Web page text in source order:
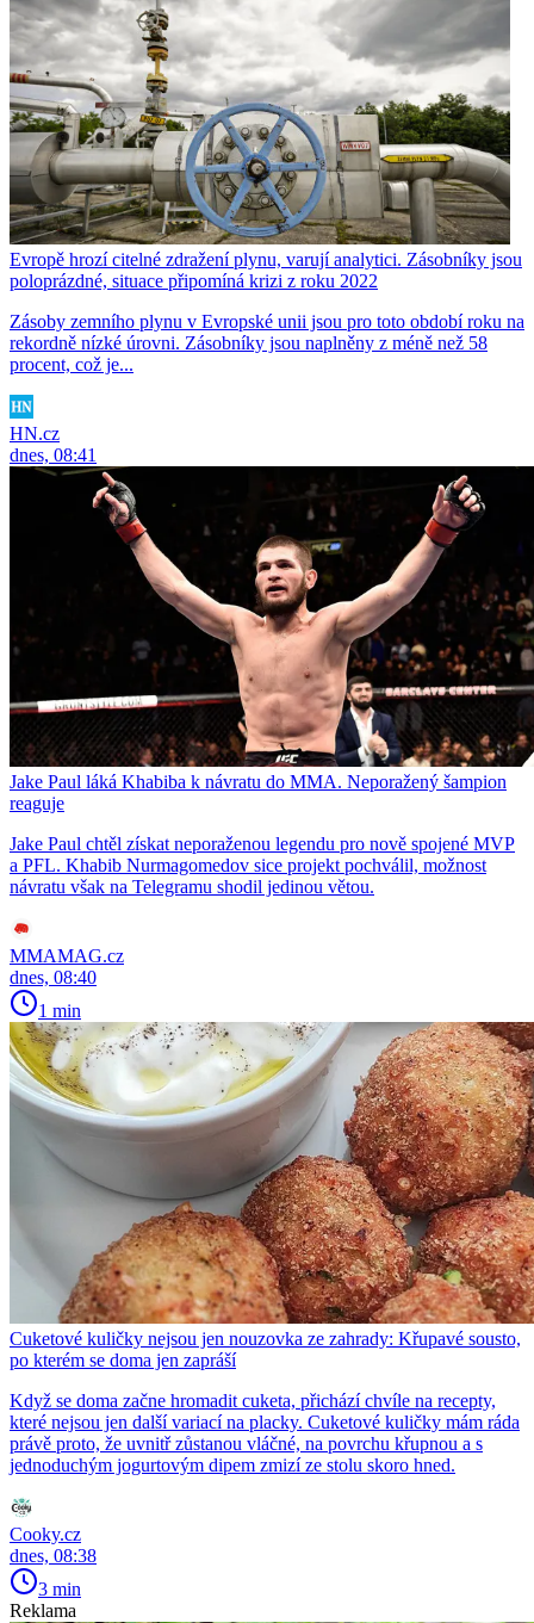
Evropě hrozí citelné zdražení plynu, varují analytici. Zásobníky jsou
poloprázdné, situace připomíná krizi z roku 2022
Zásoby zemního plynu v Evropské unii jsou pro toto období roku na
rekordně nízké úrovni. Zásobníky jsou naplněny z méně než 58
procent, což je...
HN.cz
dnes, 08:41
Jake Paul láká Khabiba k návratu do MMA. Neporažený šampion
reaguje
Jake Paul chtěl získat neporaženou legendu pro nově spojené MVP
a PFL. Khabib Nurmagomedov sice projekt pochválil, možnost
návratu však na Telegramu shodil jedinou větou.
MMAMAG.cz
dnes, 08:40
1 min
Cuketové kuličky nejsou jen nouzovka ze zahrady: Křupavé sousto,
po kterém se doma jen zapráší
Když se doma začne hromadit cuketa, přichází chvíle na recepty,
které nejsou jen další variací na placky. Cuketové kuličky mám ráda
právě proto, že uvnitř zůstanou vláčné, na povrchu křupnou a s
jednoduchým jogurtovým dipem zmizí ze stolu skoro hned.
Cooky.cz
dnes, 08:38
3 min
Reklama